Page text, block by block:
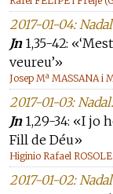
2017-01-04:
Jn1,35-42:
veureu’»
Josep Mª MASSANA i
2017-01-03:
Jn1,29-34: «I jo
Fill de Déu»
Higinio Rafael
2017-01-02: